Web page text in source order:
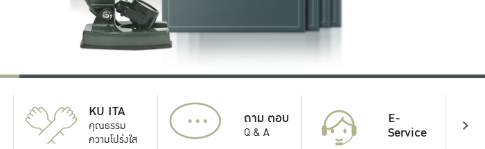
KU ITA
คุณธรรม
ความโปร่งใส
... ถาม ตอบ
Q & A
E-
Service